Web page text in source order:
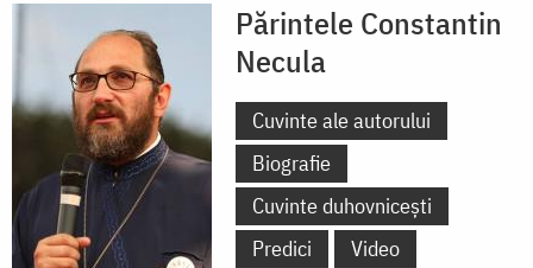
Părintele Constantin
Necula
Cuvinte ale autorului
Biografie
Cuvinte duhovnicești
Predici
Video